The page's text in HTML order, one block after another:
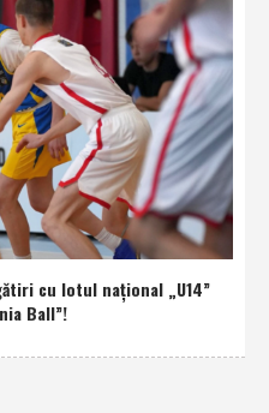
cu lotul naţional „U14”
Ball”!